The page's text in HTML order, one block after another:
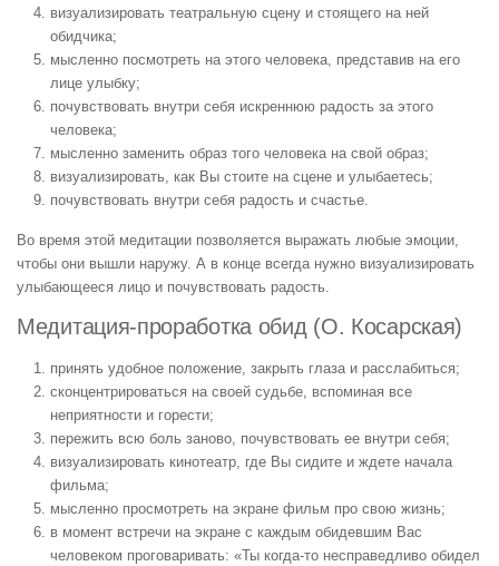
визуализировать театральную сцену и стоящего на ней
обидчика;
мысленно посмотреть на этого человека, представив на его
лице улыбку;
почувствовать внутри себя искреннюю радость за этого
человека;
мысленно заменить образ того человека на свой образ;
визуализировать, как Вы стоите на сцене и улыбаетесь;
почувствовать внутри себя радость и счастье.
Во время этой медитации позволяется выражать любые эмоции,
чтобы они вышли наружу. А в конце всегда нужно визуализировать
улыбающееся лицо и почувствовать радость.
Медитация-проработка обид (О. Косарская)
принять удобное положение, закрыть глаза и расслабиться;
сконцентрироваться на своей судьбе, вспоминая все
неприятности и горести;
пережить всю боль заново, почувствовать ее внутри себя;
визуализировать кинотеатр, где Вы сидите и ждете начала
фильма;
мысленно просмотреть на экране фильм про свою жизнь;
в момент встречи на экране с каждым обидевшим Вас
человеком проговаривать: «Ты когда-то несправедливо обидел